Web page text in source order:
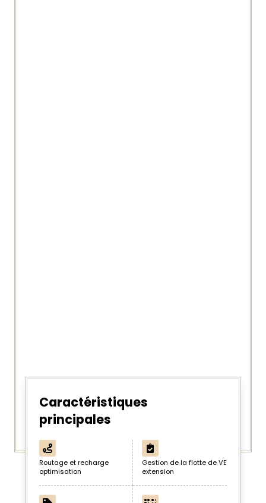
Caractéristiques
principales
Routage et recharge
optimisation
Gestion de la flotte de VE
extension